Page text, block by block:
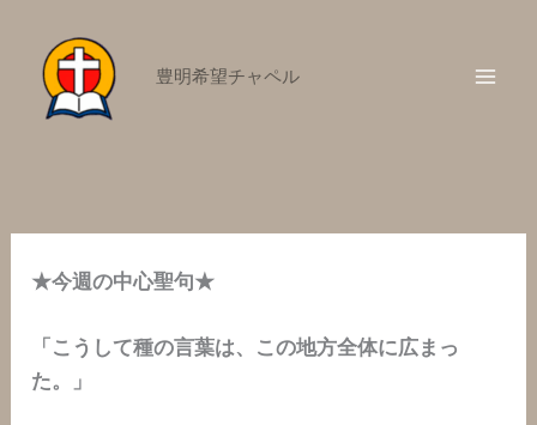
豊明希望チャペル
★今週の中心聖句★
「こうして種の言葉は、この地方全体に広まっ
た。」